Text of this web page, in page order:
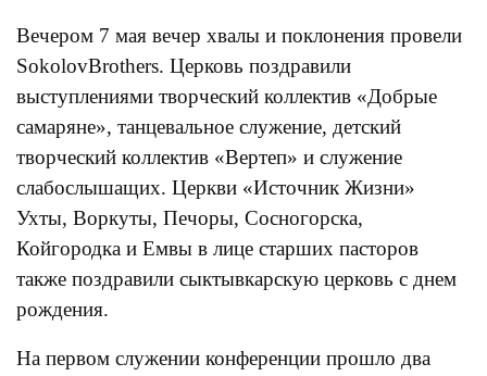
Вечером 7 мая вечер хвалы и поклонения провели
SokolovBrothers. Церковь поздравили
выступлениями творческий коллектив «Добрые
самаряне», танцевальное служение, детский
творческий коллектив «Вертеп» и служение
слабослышащих. Церкви «Источник Жизни»
Ухты, Воркуты, Печоры, Сосногорска,
Койгородка и Емвы в лице старших пасторов
также поздравили сыктывкарскую церковь с днем
рождения.
На первом служении конференции прошло два